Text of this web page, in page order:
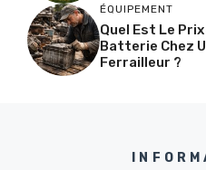
ÉQUIPEMENT
Quel Est Le Prix
Batterie Chez
Ferrailleur ?